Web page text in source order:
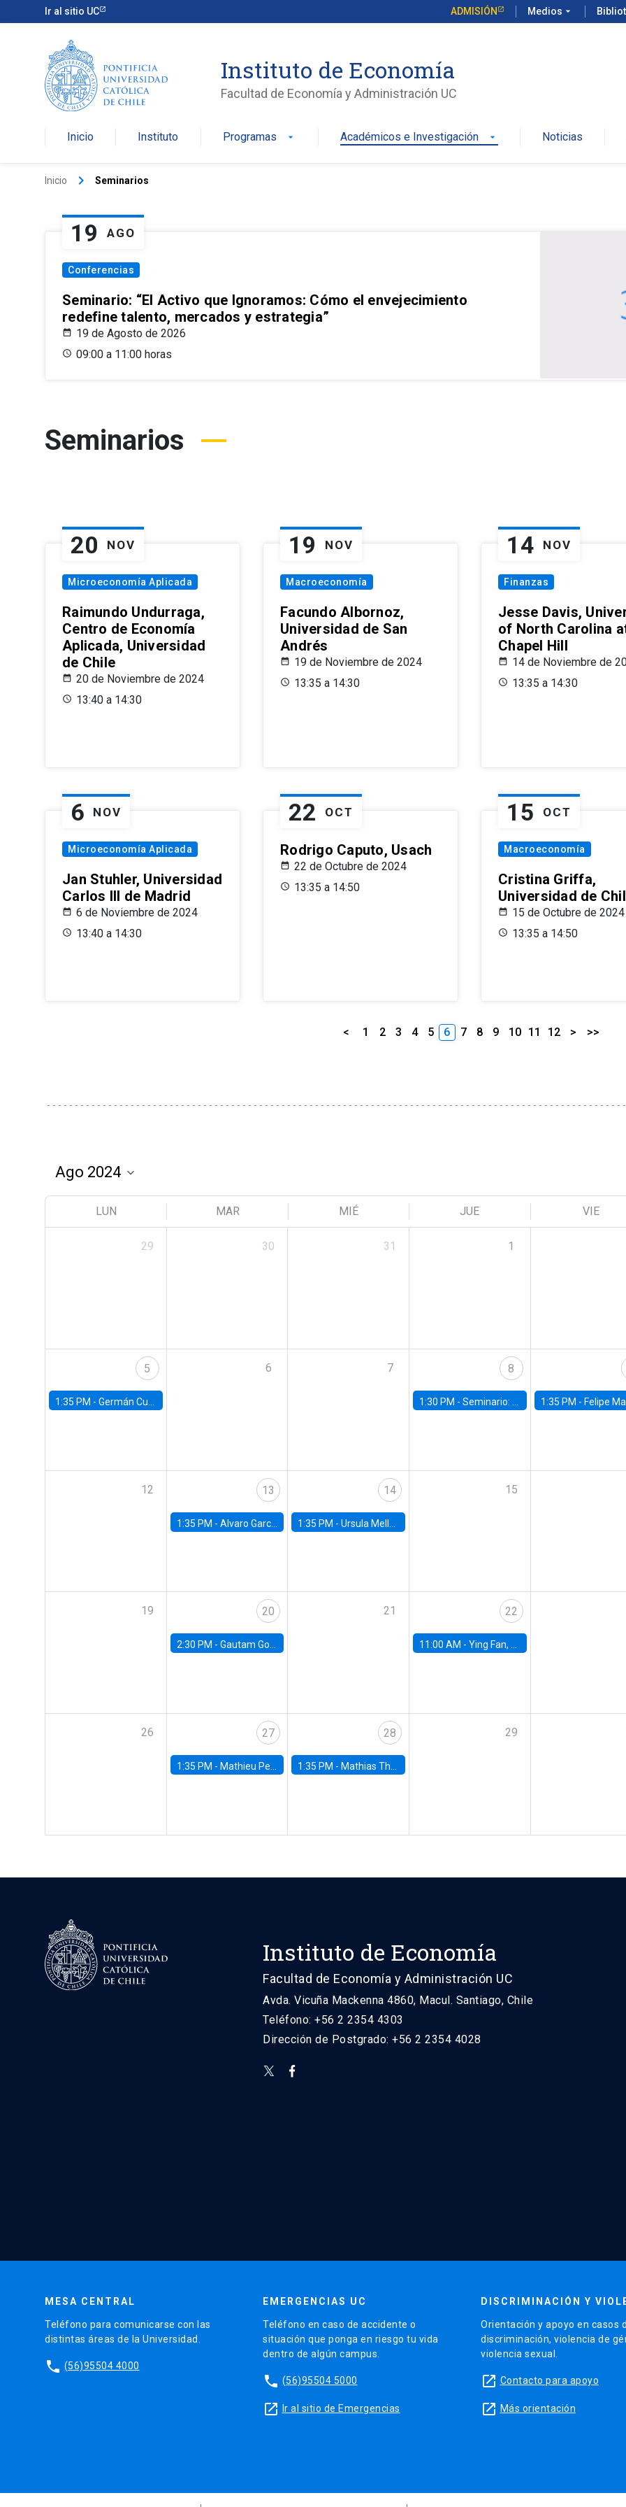
Ir al sitio UC ADMISIÓN Medios arrow_drop_down
Instituto de Economía
Facultad de Economía y Administración UC
Inicio Instituto Programas arrow_drop_down Académicos e Investigación arrow_drop_down Noticias
Inicio keyboard_arrow_right Seminarios
19 AGO
Conferencias
Seminario: “El Activo que Ignoramos: Cómo el envejecimiento
redefine talento, mercados y estrategia”
19 de Agosto de 2026
09:00 a 11:00 horas
Seminarios
20 NOV
Microeconomía Aplicada
Raimundo Undurraga,
Centro de Economía
Aplicada, Universidad
de Chile
20 de Noviembre de 2024
13:40 a 14:30
19 NOV
Macroeconomía
Facundo Albornoz,
Universidad de San
Andrés
19 de Noviembre de 2024
13:35 a 14:30
14 NOV
Finanzas
Jesse Davis,
of North Carolina
Chapel Hill
14 de Noviembre de
13:35 a 14:30
6 NOV
Microeconomía Aplicada
Jan Stuhler, Universidad
Carlos III de Madrid
6 de Noviembre de 2024
13:40 a 14:30
22 OCT
Rodrigo Caputo, Usach
22 de Octubre de 2024
13:35 a 14:50
15 OCT
Macroeconomía
Cristina Griffa,
Universidad de
15 de Octubre de 2024
13:35 a 14:50
< 1 2 3 4 5 6 7 8 9 10 11 12 > >>
LUN MAR MIÉ JUE VIE
29 30 31 1
5
1:35 PM - Germán Cubas, University of Houston
6 7 8
1:30 PM -Seminario: “Recuperando la humanidad para progresar en la era de la IA» 1:35 PM - Felipe Martínez, alumno Doctorado en
12 13
1:35 PM - Alvaro Garcia-Marin, Universidad de Los Andes
14
1:35 PM -Ursula Mello, Insper - Institute of Education and Research
15
19 20
2:30 PM - Gautam Gowrisankaran, Columbia University
21 22
11:00 AM -Ying Fan, University of Michigan
26 27
1:35 PM - Mathieu Pedemonte, IDB
28
1:35 PM - Mathias Thoenig, University of Lausanne
29
Instituto de Economía
Facultad de Economía y Administración UC
Avda. Vicuña Mackenna 4860, Macul. Santiago, Chile
Teléfono: +56 2 2354 4303
Dirección de Postgrado: +56 2 2354 4028
MESA CENTRAL
Teléfono para comunicarse con las
distintas áreas de la Universidad.
phone (56)95504 4000
EMERGENCIAS UC
Teléfono en caso de accidente o
situación que ponga en riesgo tu vida
dentro de algún campus.
phone (56)95504 5000
launch Ir al sitio de Emergencias
DISCRIMINACIÓN Y
Orientación y apoyo en casos
discriminación, violencia de
violencia sexual.
launch Contacto para apoyo
launch Más orientación